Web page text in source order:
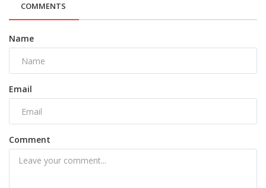
COMMENTS
Name
Email
Comment